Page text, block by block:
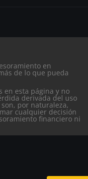
en
de lo que pueda
en esta página y no
derivada del uso
por naturaleza,
cualquier decisión
financiero ni